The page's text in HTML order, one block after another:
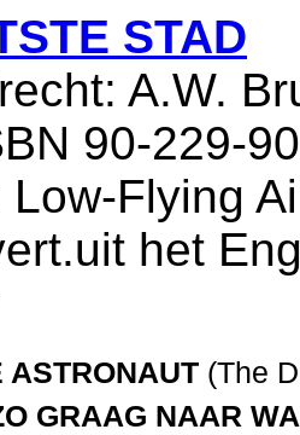
STAD
A.W.
90-229-
Flying
het
ASTRONAUT (The
GRAAG NAAR